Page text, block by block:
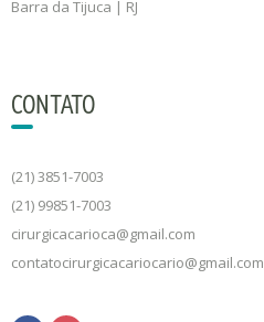
Barra da Tijuca | RJ
CONTATO
(21) 3851-7003
(21) 99851-7003
cirurgicacarioca@gmail.com
contatocirurgicacariocario@gmail.com